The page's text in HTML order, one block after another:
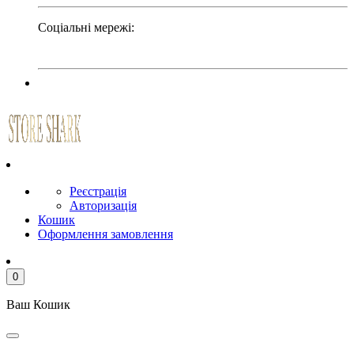
Соціальні мережі:
Реєстрація
Авторизація
Кошик
Оформлення замовлення
0
Ваш Кошик